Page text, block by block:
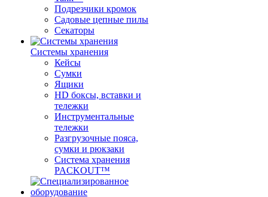
Подрезчики кромок
Садовые цепные пилы
Секаторы
Системы хранения
Кейсы
Сумки
Ящики
HD боксы, вставки и
тележки
Инструментальные
тележки
Разгрузочные пояса,
сумки и рюкзаки
Система хранения
PACKOUT™